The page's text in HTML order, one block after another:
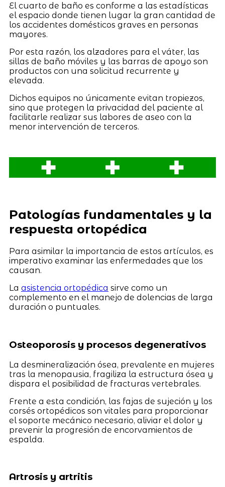
El cuarto de baño es conforme a las estadísticas
el espacio donde tienen lugar la gran cantidad de
los accidentes domésticos graves en personas
mayores.
Por esta razón, los alzadores para el váter, las
sillas de baño móviles y las barras de apoyo son
productos con una solicitud recurrente y
elevada.
Dichos equipos no únicamente evitan tropiezos,
sino que protegen la privacidad del paciente al
facilitarle realizar sus labores de aseo con la
menor intervención de terceros.
Patologías fundamentales y la
respuesta ortopédica
Para asimilar la importancia de estos artículos, es
imperativo examinar las enfermedades que los
causan.
La asistencia ortopédica sirve como un
complemento en el manejo de dolencias de larga
duración o puntuales.
Osteoporosis y procesos degenerativos
La desmineralización ósea, prevalente en mujeres
tras la menopausia, fragiliza la estructura ósea y
dispara el posibilidad de fracturas vertebrales.
Frente a esta condición, las fajas de sujeción y los
corsés ortopédicos son vitales para proporcionar
el soporte mecánico necesario, aliviar el dolor y
prevenir la progresión de encorvamientos de
espalda.
Artrosis y artritis